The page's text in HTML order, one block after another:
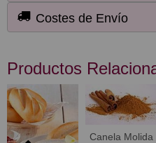
Costes de Envío
Productos
Canela Molida